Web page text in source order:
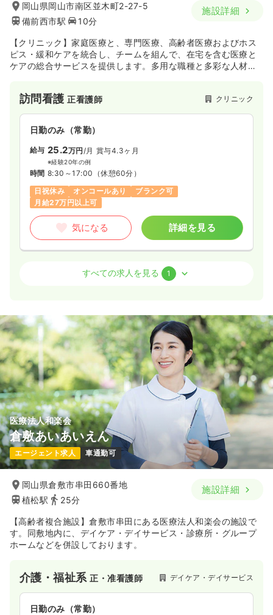
22.0〜26.0
※一例
9:00～18:00
4週8休以上
第二新卒可 月給26万円以上可
日勤のみ（常勤）
給与 22.0〜26.0万円/月 賞与2回
※一例
時間 9:00～18:00
日祝休み
4週8休以上 第二新卒可 月給26万円以上可
気になる 詳細を見る
時間 9:00～18:00
日祝休み
第二新卒可
気になる 詳細を見る
岡山県岡山市南区並木町2-27-5
備前西市駅
10分
施設詳細
【クリニック】家庭医療と、専門医療、高齢者医療およびホス
ピス・緩和ケアを統合し、チームを組んで、在宅を含む医療と
ケアの総合サービスを提供します。多用な職種と多彩な人材の
訪問看護正看護師 クリニック
日勤のみ（常勤）
給与 25.2万円/月 賞与4.3ヶ月
※経験20年の例
時間 8:30～17:00 （休憩60分）
日祝休み
オンコールあり
ブランク可
月給27万円以上可
気になる 詳細を見る
給与 24.0〜29.0 万円/月 賞与4.3ヶ月
※一例
時間 8:30～17:00
（休憩60分）
月給29万円以上可
気になる 詳細を見る
すべての求人を見る 1
医療法人和楽会
倉敷あいあいえん
エージェント求人 車通勤可
岡山県倉敷市串田660番地
植松駅
25分
施設詳細
【高齢者複合施設】倉敷市串田にある医療法人和楽会の施設で
す。同敷地内に、デイケア・デイサービス・診療所・グループ
ホームなどを併設しております。
介護・福祉系正・准看護師 デイケア・デイサービス
日勤のみ（常勤）